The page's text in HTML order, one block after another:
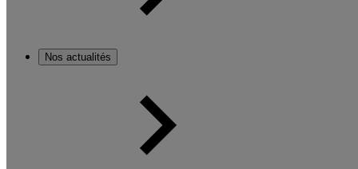
Nos actualités